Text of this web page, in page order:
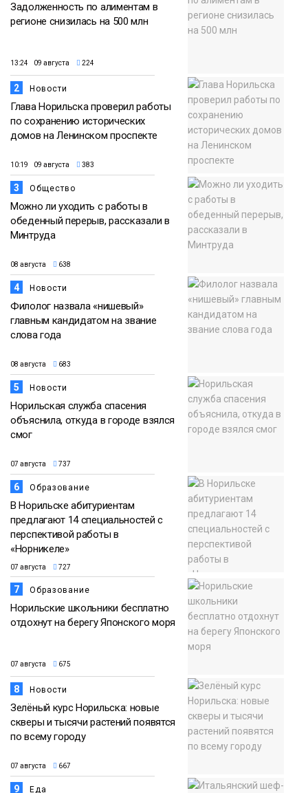
Задолженность по алиментам в
регионе снизилась на 500 млн
13:24 09 августа 224
2 Новости
Глава Норильска проверил работы
по сохранению исторических
домов на Ленинском проспекте
10:19 09 августа 383
3 Общество
Можно ли уходить с работы в
обеденный перерыв, рассказали в
Минтруда
08 августа 638
4 Новости
Филолог назвала «нишевый»
главным кандидатом на звание
слова года
08 августа 683
5 Новости
Норильская служба спасения
объяснила, откуда в городе взялся
смог
07 августа 737
6 Образование
В Норильске абитуриентам
предлагают 14 специальностей с
перспективой работы в
«Норникеле»
07 августа 727
7 Образование
Норильские школьники бесплатно
отдохнут на берегу Японского моря
07 августа 675
8 Новости
Зелёный курс Норильска: новые
скверы и тысячи растений появятся
по всему городу
07 августа 667
9 Еда